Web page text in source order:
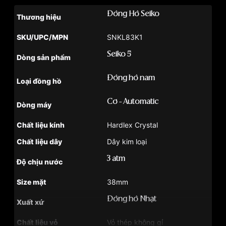
Thương hiệu Đồng Hồ Seiko
SKU/UPC/MPN SNKL83K1
Dòng sản phẩm Seiko 5
Loại đồng hồ Đồng hồ nam
Dòng máy Cơ - Automatic
Chất liệu kính
Hardlex Crystal
Chất liệu dây
Dây kim loại
Độ chịu nước 3 atm
Size mặt 38mm
Xuất xứ Đồng hồ Nhật
Chất liệu vỏ
Vỏ thép không gỉ